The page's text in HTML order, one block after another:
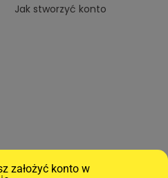
Jak stworzyć konto
założyć konto w